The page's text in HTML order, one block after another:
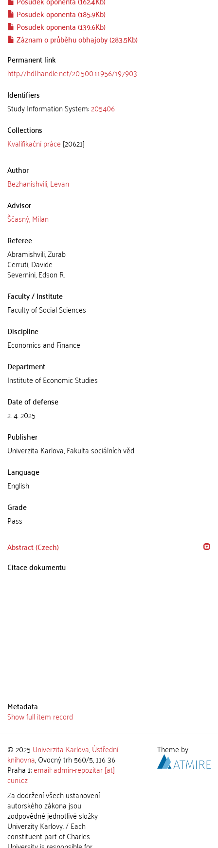
Posudek oponenta (185.9Kb)
Posudek oponenta (139.6Kb)
Záznam o průběhu obhajoby (283.5Kb)
Permanent link
http://hdl.handle.net/20.500.11956/197903
Identifiers
Study Information System:205406
Collections
Kvalifikační práce [20621]
Author
Bezhanishvili, Levan
Advisor
Ščasný, Milan
Referee
Abramishvili, Zurab
Cerruti, Davide
Severnini, Edson R.
Faculty / Institute
Faculty of Social Sciences
Discipline
Economics and Finance
Department
Institute of Economic Studies
Date of defense
2. 4. 2025
Publisher
Univerzita Karlova, Fakulta sociálních věd
Language
English
Grade
Pass
Abstract (Czech)
Citace dokumentu
Metadata
Show full item record
© 2025 Univerzita Karlova,Ústřední
knihovna, Ovocný trh 560/5, 116 36
Praha 1;email: admin-repozitar [at]
cuni.cz
Za dodržení všech ustanovení
autorského zákona jsou
zodpovědné jednotlivé složky
Univerzity Karlovy. / Each
constituent part of Charles
Theme by